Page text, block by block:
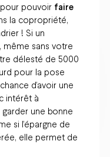
pouvoir faire
la copropriété,
! Si un
sans votre
délesté de 5000
pour la pose
d’avoir une
intérêt à
une bonne
si l’épargne de
elle permet de